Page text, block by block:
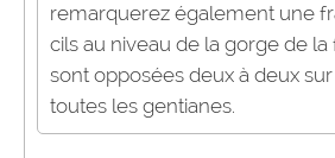
remarquerez également une
cils au niveau de la gorge de
sont opposées deux à deux
toutes les gentianes.